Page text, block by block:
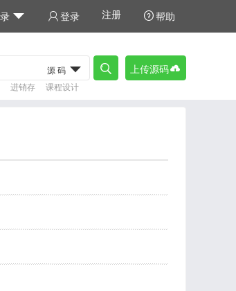
  登录 注册  帮助

源码 
进销存 课程设计
上传源码